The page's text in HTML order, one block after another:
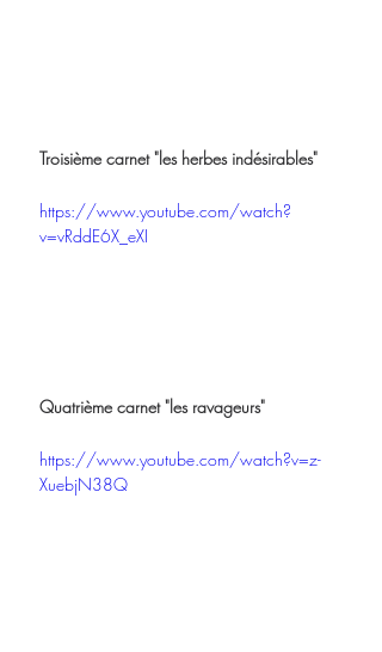
Troisième carnet "les herbes indésirables"
https://www.youtube.com/watch?
v=vRddE6X_eXI
Quatrième carnet "les ravageurs"
https://www.youtube.com/watch?v=z-
XuebjN38Q